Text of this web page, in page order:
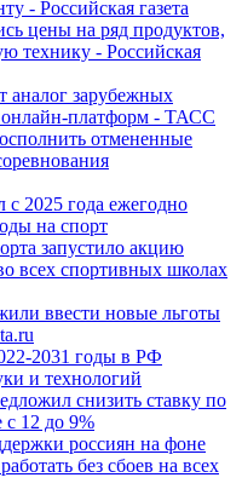
- Российская газета
цены на ряд продуктов,
технику - Российская
аналог зарубежных
онлайн-платформ - ТАСС
отмененные
2025 года ежегодно
на спорт
запустило акцию
всех спортивных школах
ввести новые льготы
2031 годы в РФ
и технологий
снизить ставку по
с 12 до 9%
россиян на фоне
без сбоев на всех